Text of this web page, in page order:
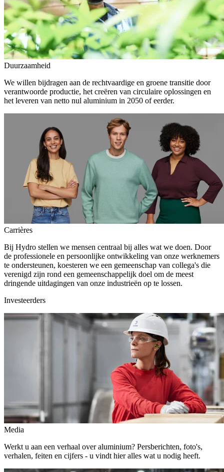
Duurzaamheid
We willen bijdragen aan de rechtvaardige en groene transitie door
verantwoorde productie, het creëren van circulaire oplossingen en
het leveren van netto nul aluminium in 2050 of eerder.
Carrières
Bij Hydro stellen we mensen centraal bij alles wat we doen. Door
de professionele en persoonlijke ontwikkeling van onze werknemers
te ondersteunen, koesteren we een gemeenschap van collega's die
verenigd zijn rond een gemeenschappelijk doel om de meest
dringende uitdagingen van onze industrieën op te lossen.
Investeerders
Media
Werkt u aan een verhaal over aluminium? Persberichten, foto's,
verhalen, feiten en cijfers - u vindt hier alles wat u nodig heeft.